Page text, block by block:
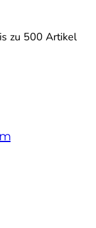
zu 500 Artikel